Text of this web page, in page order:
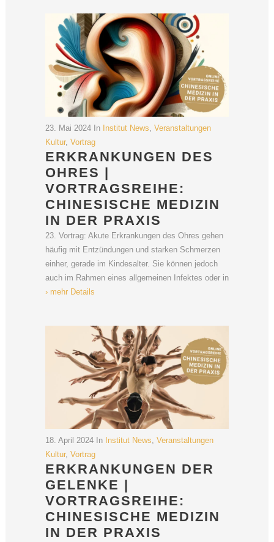
23. Mai 2024 In Institut News, Veranstaltungen
Kultur, Vortrag
ERKRANKUNGEN DES
OHRES |
VORTRAGSREIHE:
CHINESISCHE MEDIZIN
IN DER PRAXIS
23. Vortrag: Akute Erkrankungen des Ohres gehen
häufig mit Entzündungen und starken Schmerzen
einher, gerade im Kindesalter. Sie können jedoch
auch im Rahmen eines allgemeinen Infektes oder in
› mehr Details
18. April 2024 In Institut News, Veranstaltungen
Kultur, Vortrag
ERKRANKUNGEN DER
GELENKE |
VORTRAGSREIHE:
CHINESISCHE MEDIZIN
IN DER PRAXIS